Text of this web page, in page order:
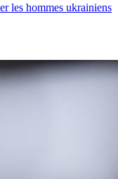
les hommes ukrainiens